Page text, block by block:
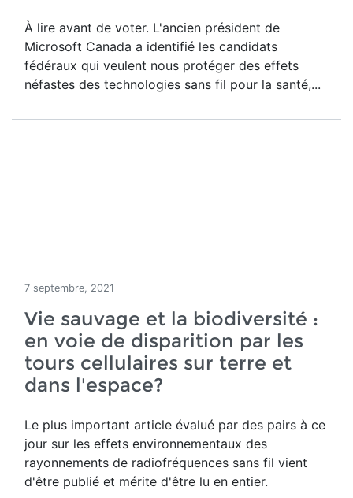
À lire avant de voter. L'ancien président de
Microsoft Canada a identifié les candidats
fédéraux qui veulent nous protéger des effets
néfastes des technologies sans fil pour la santé,...
7 septembre, 2021
Vie sauvage et la biodiversité :
en voie de disparition par les
tours cellulaires sur terre et
dans l'espace?
Le plus important article évalué par des pairs à ce
jour sur les effets environnementaux des
rayonnements de radiofréquences sans fil vient
d'être publié et mérite d'être lu en entier.